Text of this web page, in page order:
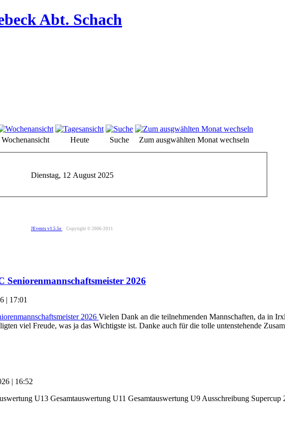
Abt. Schach
Wochenansicht Heute Suche
Zum ausgwählten Monat wechseln
Dienstag, 12 August 2025
JEvents v1.5.5e Copyright © 2006-2011
Seniorenmannschaftsmeister 2026
| 17:01
Vielen Dank an die teilnehmenden Mannschaften, da in
viel Freude, was ja das Wichtigste ist. Danke auch für die tolle untenstehende
| 16:52
U13 Gesamtauswertung U11 Gesamtauswertung U9 Ausschreibung Supercup